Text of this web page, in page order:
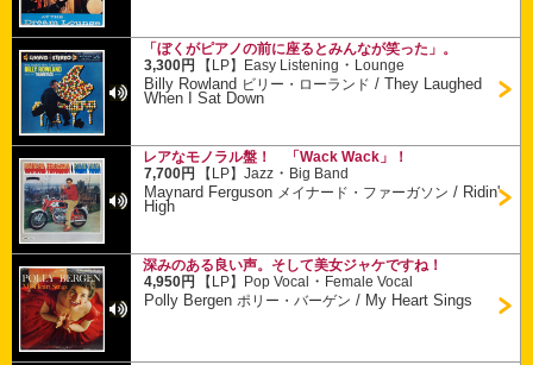
「ぼくがピアノの前に座るとみんなが笑った」。
3,300円
【LP】 Easy Listening ・ Lounge
Billy Rowland ビリー・ローランド /They Laughed
When I Sat Down
レアなモノラル盤！ 「Wack Wack」！
7,700円
【LP】Jazz ・ Big Band
Maynard Ferguson メイナード・ファーガソン / Ridin'
High
深みのある良い声。そして美女ジャケですね！
4,950円
【LP】 Pop Vocal ・ Female Vocal
Polly Bergen ポリー・バーゲン / My Heart Sings